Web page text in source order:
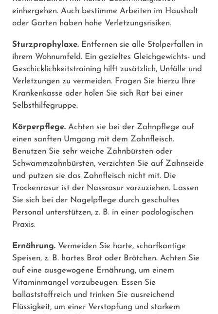
einhergehen. Auch bestimme Arbeiten im Haushalt
oder Garten haben hohe Verletzungsrisiken.
Sturzprophylaxe. Entfernen sie alle Stolperfallen in
ihrem Wohnumfeld. Ein gezieltes Gleichgewichts- und
Geschicklichkeitstraining hilft zusätzlich, Unfälle und
Verletzungen zu vermeiden. Fragen Sie hierzu Ihre
Krankenkasse oder holen Sie sich Rat bei einer
Selbsthilfegruppe.
Körperpflege. Achten sie bei der Zahnpflege auf
einen sanften Umgang mit dem Zahnfleisch.
Benutzen Sie sehr weiche Zahnbürsten oder
Schwammzahnbürsten, verzichten Sie auf Zahnseide
und putzen sie das Zahnfleisch nicht mit. Die
Trockenrasur ist der Nassrasur vorzuziehen. Lassen
Sie sich bei der Nagelpflege durch geschultes
Personal unterstützen, z. B. in einer podologischen
Praxis.
Ernährung. Vermeiden Sie harte, scharfkantige
Speisen, z. B. hartes Brot oder Brötchen. Achten Sie
auf eine ausgewogene Ernährung, um einem
Vitaminmangel vorzubeugen. Essen Sie
ballaststoffreich und trinken Sie ausreichend
Flüssigkeit, um einer Verstopfung und starkem